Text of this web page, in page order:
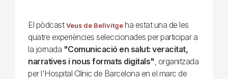
El pòdcast Veus de Bellvitgeha estat una de les
quatre experiències seleccionades per participar a
la jornada "Comunicació en salut: veracitat,
narratives i nous formats digitals" , organitzada
per l'Hospital Clínic de Barcelona en el marc de